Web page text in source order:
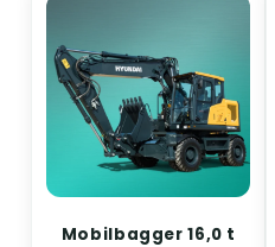
Mobilbagger 16,0 t